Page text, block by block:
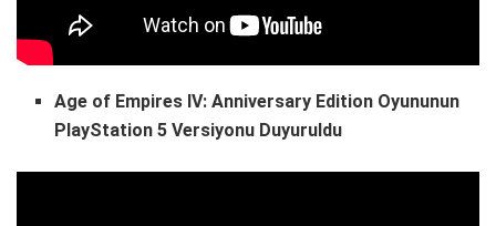
Age of Empires IV: Anniversary Edition Oyununun
PlayStation 5 Versiyonu Duyuruldu